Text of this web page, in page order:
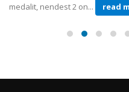
medalit, nendest 2 on... read